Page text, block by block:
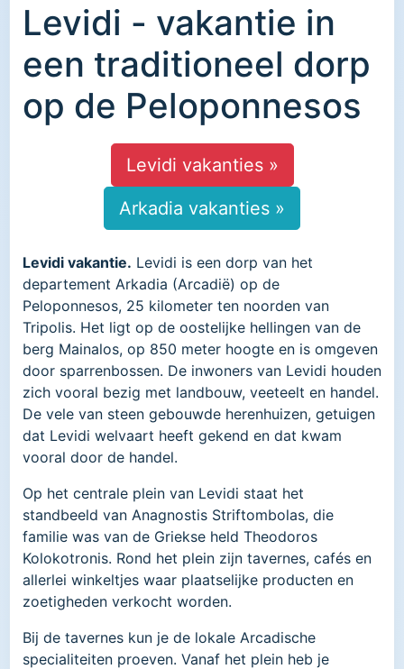
Levidi - vakantie in
een traditioneel dorp
op de Peloponnesos
Levidi vakanties »
Arkadia vakanties »
Levidi vakantie. Levidi is een dorp van het
departement Arkadia (Arcadië) op de
Peloponnesos, 25 kilometer ten noorden van
Tripolis. Het ligt op de oostelijke hellingen van de
berg Mainalos, op 850 meter hoogte en is omgeven
door sparrenbossen. De inwoners van Levidi houden
zich vooral bezig met landbouw, veeteelt en handel.
De vele van steen gebouwde herenhuizen, getuigen
dat Levidi welvaart heeft gekend en dat kwam
vooral door de handel.
Op het centrale plein van Levidi staat het
standbeeld van Anagnostis Striftombolas, die
familie was van de Griekse held Theodoros
Kolokotronis. Rond het plein zijn tavernes, cafés en
allerlei winkeltjes waar plaatselijke producten en
zoetigheden verkocht worden.
Bij de tavernes kun je de lokale Arcadische
specialiteiten proeven. Vanaf het plein heb je